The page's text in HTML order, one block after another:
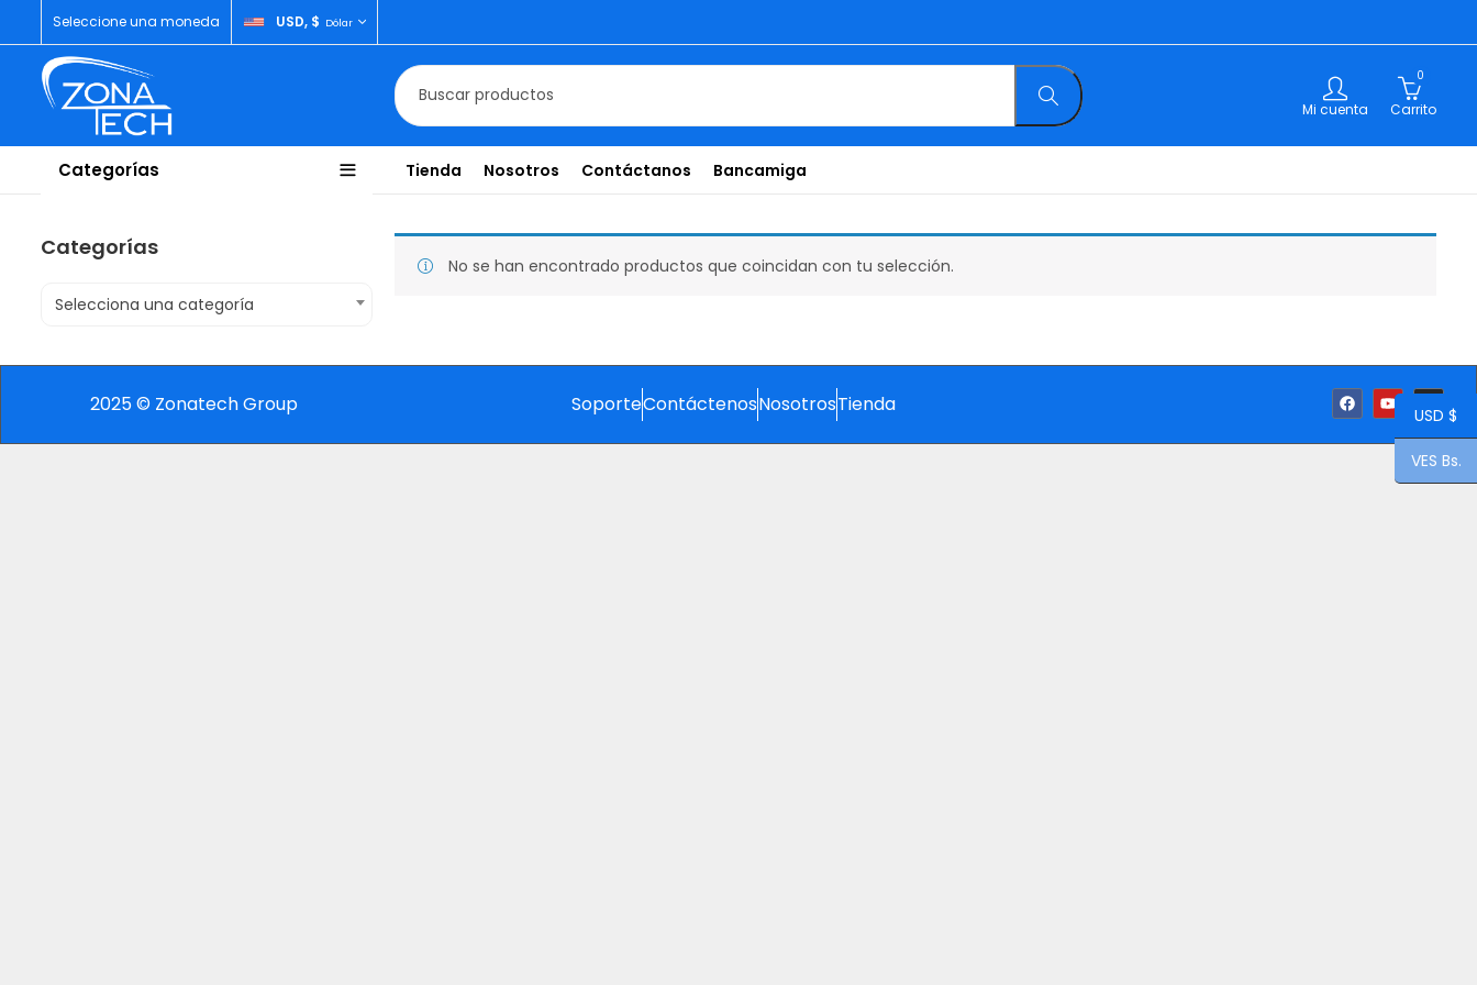
Seleccione una moneda USD, $ Dólar
Mi cuenta
0
Carrito
Categorías Tienda Nosotros Contáctanos Bancamiga
No se han encontrado productos que coincidan con tu selección.
Categorías
Selecciona una categoría
2025 © Zonatech Group SoporteContáctenosNosotrosTienda USD $
VES Bs.